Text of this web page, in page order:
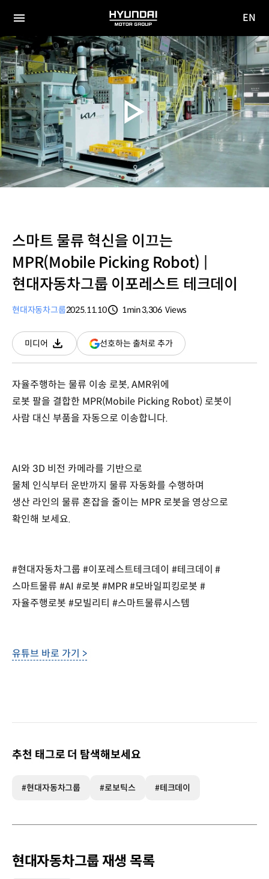
전체
메뉴
HYUNDAI
MOTOR
GROUP
사이
이동
EN
스마트 물류 혁신을 이끄는
MPR(Mobile Picking Robot) |
현대자동차그룹 이포레스트 테크데이
현대자동차그룹2025.11.10
1min3,306 Views
미디어
다운로드
선호하는 출처로 추가(새
창
자율주행하는 물류 이송 로봇, AMR위에
로봇 팔을 결합한 MPR(Mobile Picking Robot) 로봇이
사람 대신 부품을 자동으로 이송합니다.
AI와 3D 비전 카메라를 기반으로
물체 인식부터 운반까지 물류 자동화를 수행하며
생산 라인의 물류 혼잡을 줄이는 MPR 로봇을 영상으로
확인해 보세요.
#현대자동차그룹 #이포레스트테크데이 #테크데이 #
스마트물류 #AI #로봇 #MPR #모바일피킹로봇 #
자율주행로봇 #모빌리티 #스마트물류시스템
유튜브 바로 가기 >
추천 태그로 더 탐색해보세요
#현대자동차그룹 #로보틱스 #테크데이
현대자동차그룹 재생 목록